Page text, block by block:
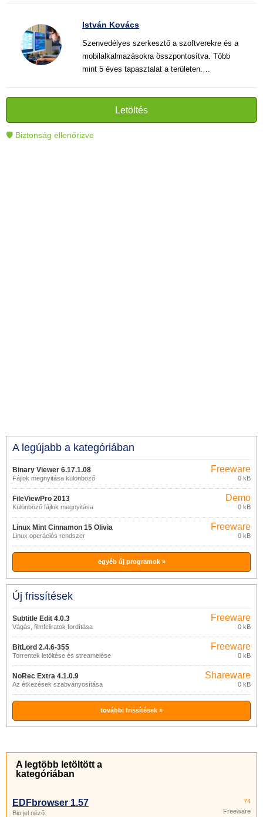
István Kovács
Szenvedélyes szerkesztő a szoftverekre és a
mobilalkalmazásokra összpontosítva. Több
mint 5 éves tapasztalat a területen.
és informatív szövegek alkotója, amelyek
segítik az olvasókat a modern technológia jobb
megértésében és használatában.
Letöltés
🛡 Biztonság ellenőrizve
A legújabb a kategóriában
Binary Viewer 6.17.1.08
Fájlok megnyitása különböző
formátumokban
Freeware
0 kB
FileViewPro 2013
Különböző fájlok megnyitása
Demo
0 kB
Linux Mint Cinnamon 15 Olivia
Linux operációs rendszer
Freeware
0 kB
egyéb új programok »
Új frissítések
Subtitle Edit 4.0.3
Vágás, filmfeliratok fordítása
Freeware
0 kB
BitLord 2.4.6-355
Torrentek letöltése és streamelése
Freeware
0 kB
NoRec Extra 4.1.0.9
Az étkezések szabványosítása
Shareware
0 kB
további frissítések »
A legtöbb letöltött a
kategóriában
EDFbrowser 1.57
Bio jel néző.
74
Freeware